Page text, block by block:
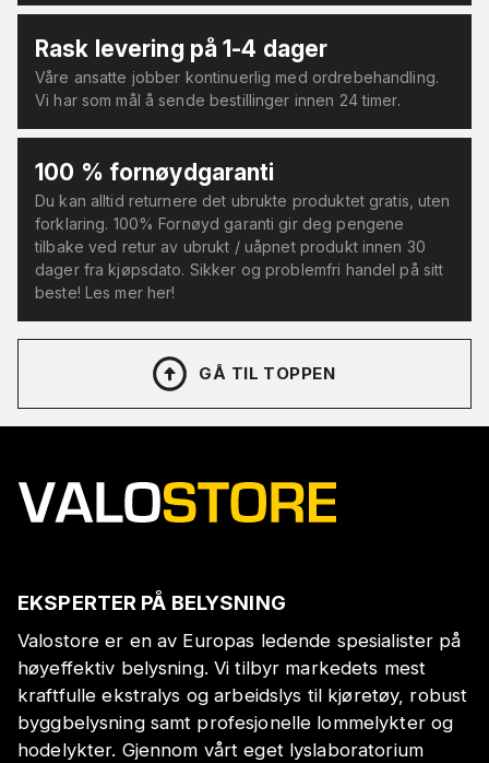
Rask levering på 1-4 dager
Våre ansatte jobber kontinuerlig med ordrebehandling.
Vi har som mål å sende bestillinger innen 24 timer.
100 % fornøydgaranti
Du kan alltid returnere det ubrukte produktet gratis, uten
forklaring. 100% Fornøyd garanti gir deg pengene
tilbake ved retur av ubrukt / uåpnet produkt innen 30
dager fra kjøpsdato. Sikker og problemfri handel på sitt
beste! Les mer her!
GÅ TIL TOPPEN
EKSPERTER PÅ BELYSNING
Valostore er en av Europas ledende spesialister på
høyeffektiv belysning. Vi tilbyr markedets mest
kraftfulle ekstralys og arbeidslys til kjøretøy, robust
byggbelysning samt profesjonelle lommelykter og
hodelykter. Gjennom vårt eget lyslaboratorium